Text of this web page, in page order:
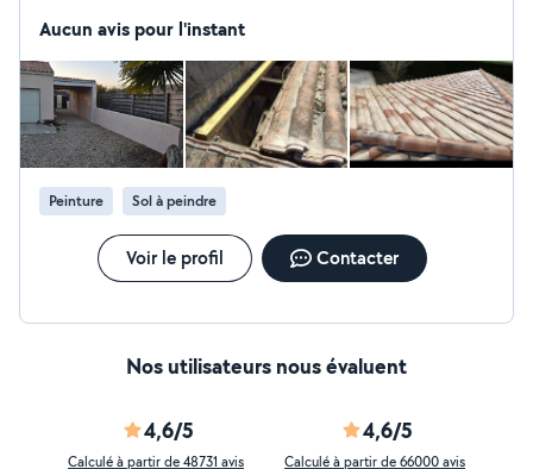
Aucun avis pour l'instant
Peinture Sol à peindre
Voir le profil Contacter
Nos utilisateurs nous évaluent
4,6/5
Calculé à partir de 48731 avis
4,6/5
Calculé à partir de 66000 avis